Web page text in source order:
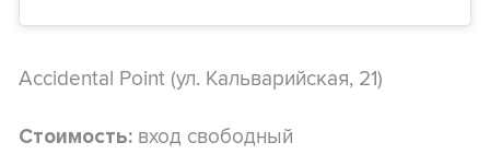
Accidental Point (ул. Кальварийская, 21)
Стоимость: вход свободный